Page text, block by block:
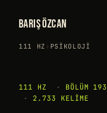
BARIŞ ÖZCAN
111 HZ › PSIKOLOJI
111 HZ · BÖLÜM 193
·
2.733 KELIME